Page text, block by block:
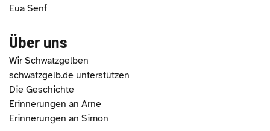
Eua Senf
Über uns
Wir Schwatzgelben
schwatzgelb.de unterstützen
Die Geschichte
Erinnerungen an Arne
Erinnerungen an Simon